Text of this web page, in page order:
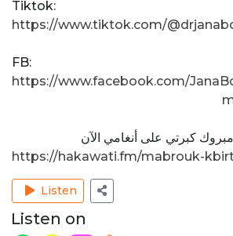
Tiktok:
https://www.tiktok.com/
FB:
https://www.facebook.com/
كبرتي على أنغامي الآن
https://hakawati.fm/mabrouk-
Listen
Listen on